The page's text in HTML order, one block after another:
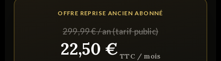
OFFRE REPRISE ANCIEN ABONNÉ
299,99 € / an (tarif public)
22,50 € TTC / mois